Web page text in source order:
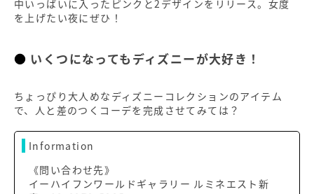
中いっぱいに入ったピンクと2デザインをリリース。女度
を上げたい夜にぜひ！
いくつになってもディズニーが大好き！
ちょっぴり大人めなディズニーコレクションのアイテム
で、人と差のつくコーデを完成させてみては？
Information
《問い合わせ先》
イーハイフンワールドギャラリー ルミネエスト新